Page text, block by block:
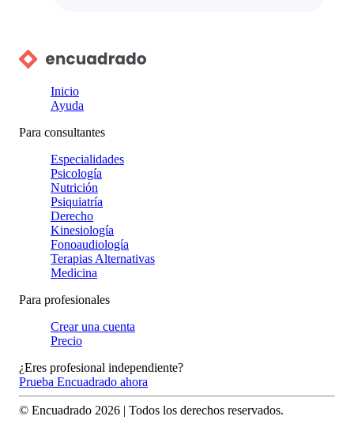
Inicio
Ayuda
Para consultantes
Especialidades
Psicología
Nutrición
Psiquiatría
Derecho
Kinesiología
Fonoaudiología
Terapias Alternativas
Medicina
Para profesionales
Crear una cuenta
Precio
¿Eres profesional independiente?
Prueba Encuadrado ahora
© Encuadrado 2026 | Todos los derechos reservados.